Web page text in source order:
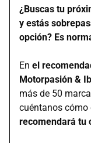
¿Buscas tu
y estás
opción? Es
En el
Motorpasión &
más de 50
cuéntanos
recomendará tu